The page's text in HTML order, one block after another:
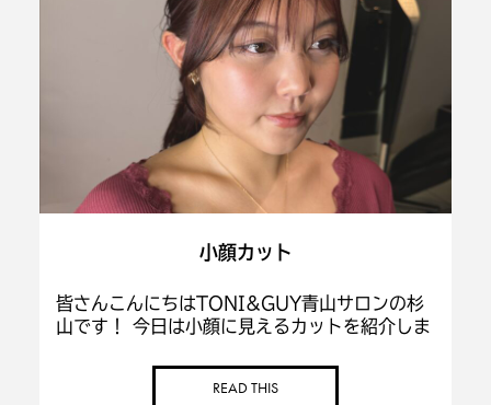
小顔カット
皆さんこんにちはTONI&GUY青山サロンの杉
山です！ 今日は小顔に見えるカットを紹介しま
そのままでも可愛いですが、顔周りを少しカッ
小 […]
READ THIS